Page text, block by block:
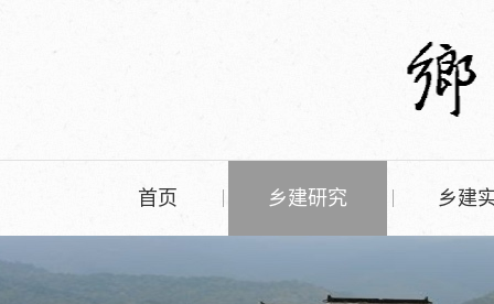
首页 乡建研究 乡建